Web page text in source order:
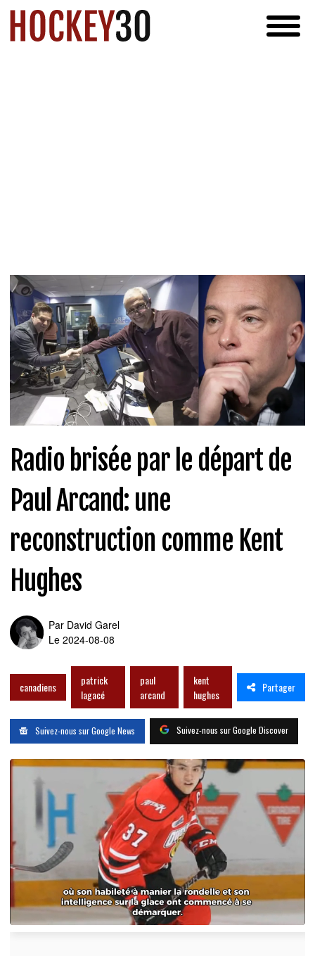
Radio brisée par le départ de
Paul Arcand: une
reconstruction comme Kent
Hughes
Par David Garel
Le 2024-08-08
canadiens
patrick
lagacé
paul
arcand
kent
hughes
Partager
Suivez-nous sur Google News Suivez-nous sur Google Discover